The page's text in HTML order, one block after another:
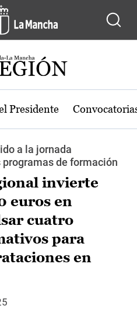
Presidente
a la jornada
de formación
invierte
euros en
cuatro
para
en